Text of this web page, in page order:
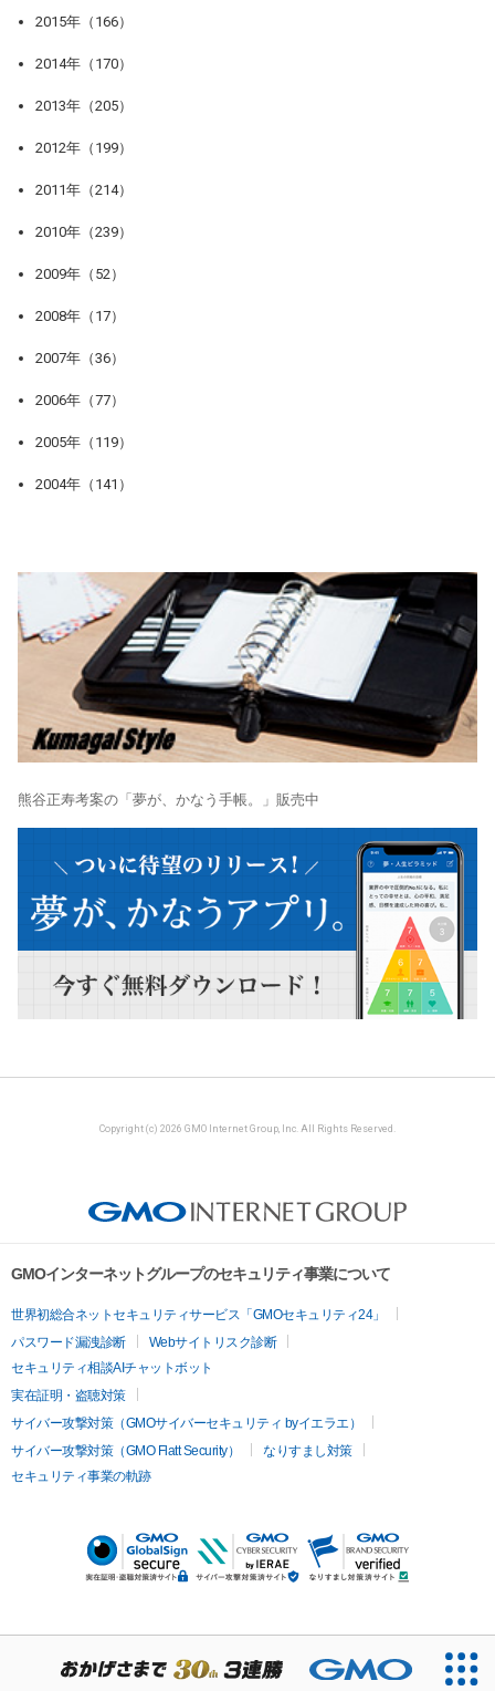
2015年（166）
2014年（170）
2013年（205）
2012年（199）
2011年（214）
2010年（239）
2009年（52）
2008年（17）
2007年（36）
2006年（77）
2005年（119）
2004年（141）
熊谷正寿考案の「夢が、かなう手帳。」販売中
Copyright (c) 2026 GMO Internet Group, Inc. All Rights Reserved.
GMOインターネットグループのセキュリティ事業について
世界初総合ネットセキュリティサービス「GMOセキュリティ24」
パスワード漏洩診断
Webサイトリスク診断
セキュリティ相談AIチャットボット
実在証明・盗聴対策
サイバー攻撃対策（GMOサイバーセキュリティ byイエラエ）
サイバー攻撃対策（GMO Flatt Security）
なりすまし対策
セキュリティ事業の軌跡